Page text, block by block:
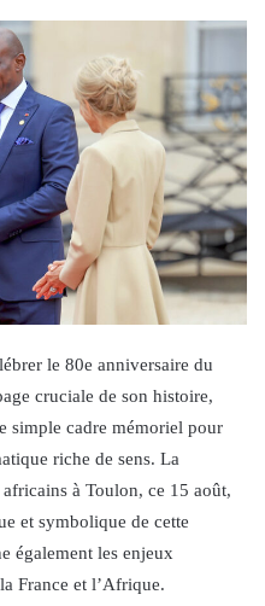
le 80e anniversaire du
cruciale de son histoire,
simple cadre mémoriel pour
riche de sens. La
à Toulon, ce 15 août,
et symbolique de cette
également les enjeux
France et l’Afrique.